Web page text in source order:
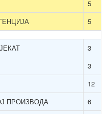
5
5
3
3
12
ПРОИЗВОДА
6